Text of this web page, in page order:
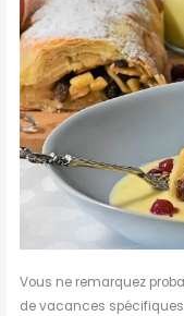
Vous ne remarquez
de vacances